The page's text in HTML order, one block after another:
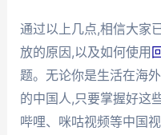
通过以上几点,相信大家
放的原因,以及如何使用
题。无论你是生活在海
的中国人,只要掌握好这
哔哩、咪咕视频等中国